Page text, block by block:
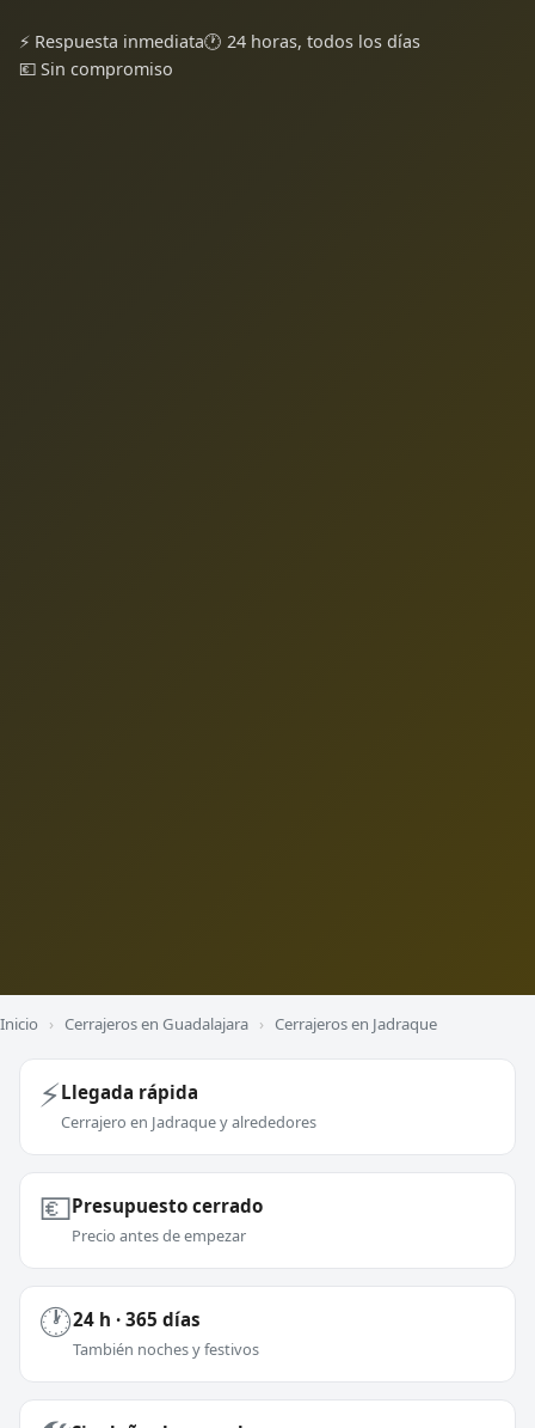
⚡ Respuesta inmediata🕐 24 horas, todos los días
💶 Sin compromiso
Inicio › Cerrajeros en Guadalajara › Cerrajeros en Jadraque
⚡Llegada rápida
Cerrajero en Jadraque y alrededores
💶Presupuesto cerrado
Precio antes de empezar
🕐24 h · 365 días
También noches y festivos